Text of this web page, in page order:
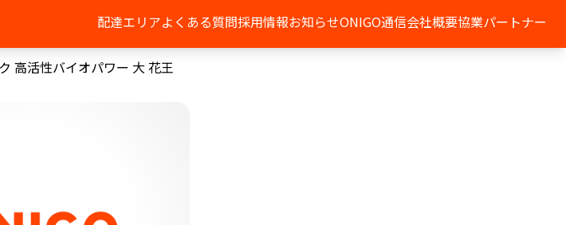
配達エリアよくある質問採用情報お知らせONIGO通信会社概要協業パートナー
高活性バイオパワー 大 花王